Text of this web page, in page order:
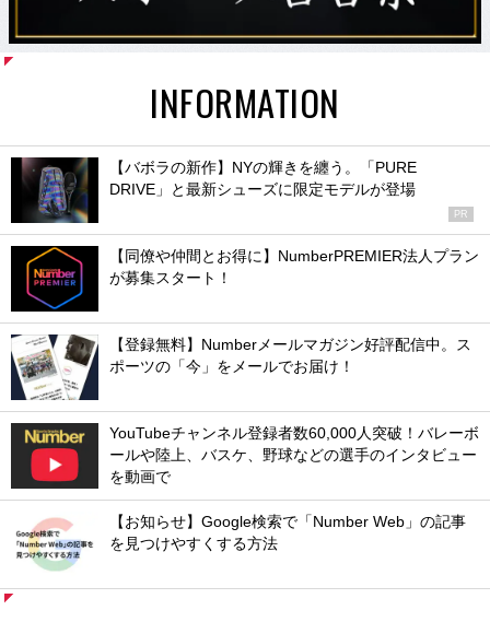
INFORMATION
【バボラの新作】NYの輝きを纏う。「PURE
DRIVE」と最新シューズに限定モデルが登場
PR
【同僚や仲間とお得に】NumberPREMIER法人プラン
が募集スタート！
【登録無料】Numberメールマガジン好評配信中。ス
ポーツの「今」をメールでお届け！
YouTubeチャンネル登録者数60,000人突破！バレーボ
ールや陸上、バスケ、野球などの選手のインタビュー
を動画で
【お知らせ】Google検索で「Number Web」の記事
を見つけやすくする方法